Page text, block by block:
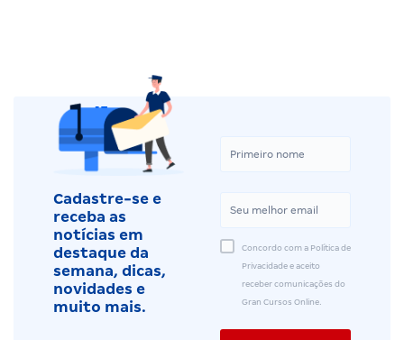
Cadastre-se e
receba as
notícias em
destaque da
semana, dicas,
novidades e
muito mais.
Concordo com a Política de
Privacidade e aceito
receber comunicações do
Gran Cursos Online.